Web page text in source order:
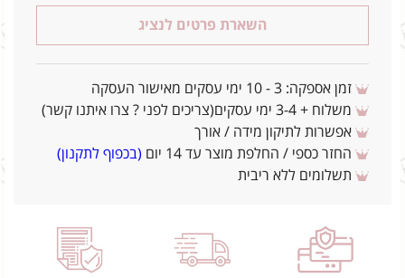
השארת פרטים לנציג
זמן אספקה: 3 - 10 ימי עסקים מאישור העסקה
משלוח + 3-4 ימי עסקים(צריכים לפני ? צרו איתנו קשר)
אפשרות לתיקון מידה / אורך
החזר כספי / החלפת מוצר עד 14 יום
(בכפוף לתקנון)
תשלומים ללא ריבית